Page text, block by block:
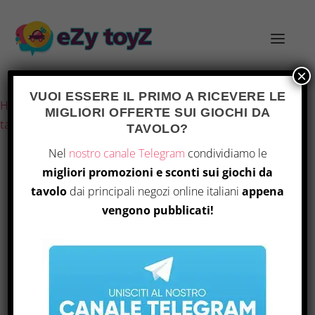
Home /Giochi e giocattoli/Giochi di società/Giochi da
tavolo
/ Cranio Creations – Barrage
OFFERTA
VUOI ESSERE IL PRIMO A RICEVERE LE
MIGLIORI OFFERTE SUI GIOCHI DA
TAVOLO?
Nel nostro canale Telegram condividiamo le
migliori promozioni e sconti sui giochi da
tavolo dai principali negozi online italiani appena
vengono pubblicati!
×